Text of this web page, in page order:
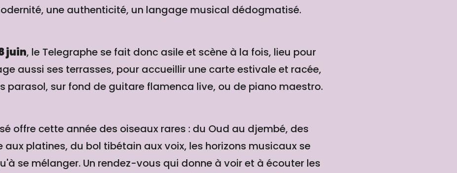
une authenticité, un langage musical dédogmatisé.
juin, le Telegraphe se fait donc asile et scène à la fois, lieu pour
aussi ses terrasses, pour accueillir une carte estivale et racée,
parasol, sur fond de guitare flamenca live, ou de piano maestro.
offre cette année des oiseaux rares : du Oud au djembé, des
platines, du bol tibétain aux voix, les horizons musicaux se
se mélanger. Un rendez-vous qui donne à voir et à écouter les